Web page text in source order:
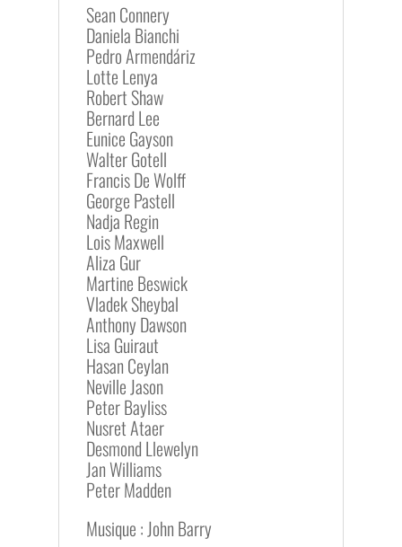
Sean Connery
Daniela Bianchi
Pedro Armendáriz
Lotte Lenya
Robert Shaw
Bernard Lee
Eunice Gayson
Walter Gotell
Francis De Wolff
George Pastell
Nadja Regin
Lois Maxwell
Aliza Gur
Martine Beswick
Vladek Sheybal
Anthony Dawson
Lisa Guiraut
Hasan Ceylan
Neville Jason
Peter Bayliss
Nusret Ataer
Desmond Llewelyn
Jan Williams
Peter Madden
Musique : John Barry